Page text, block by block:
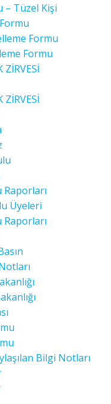
– Tüzel Kişi
Formu
Formu
ZİRVESİ
ZİRVESİ
Raporları
Üyeleri
Raporları
Bilgi Notları